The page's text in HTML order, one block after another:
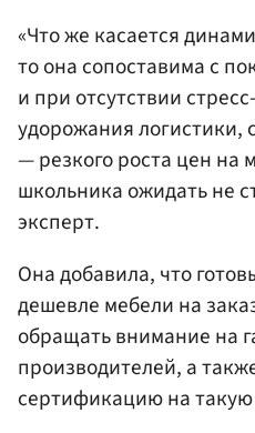
«Что же касается
то она сопоставима с
и при отсутствии
удорожания
— резкого роста цен на
школьника ожидать не
эксперт.
Она добавила, что
дешевле мебели на
обращать внимание на
производителей, а
сертификацию на